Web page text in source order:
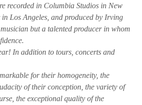
recorded in Columbia Studios in New
Los Angeles, and produced by Irving
but a talented producer in whom
In addition to tours, concerts and
for their homogeneity, the
of their conception, the variety of
the exceptional quality of the